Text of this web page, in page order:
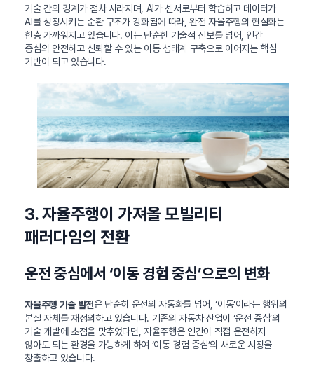
기술 간의 경계가 점차 사라지며, AI가 센서로부터 학습하고 데이터가
AI를 성장시키는 순환 구조가 강화됨에 따라, 완전 자율주행의 현실화는
한층 가까워지고 있습니다. 이는 단순한 기술적 진보를 넘어, 인간
중심의 안전하고 신뢰할 수 있는 이동 생태계 구축으로 이어지는 핵심
기반이 되고 있습니다.
3. 자율주행이 가져올 모빌리티
패러다임의 전환
운전 중심에서 ‘이동 경험 중심’으로의 변화
자율주행 기술 발전은 단순히 운전의 자동화를 넘어, ‘이동’이라는 행위의
본질 자체를 재정의하고 있습니다. 기존의 자동차 산업이 ‘운전 중심’의
기술 개발에 초점을 맞추었다면, 자율주행은 인간이 직접 운전하지
않아도 되는 환경을 가능하게 하여 ‘이동 경험 중심’의 새로운 시장을
창출하고 있습니다.